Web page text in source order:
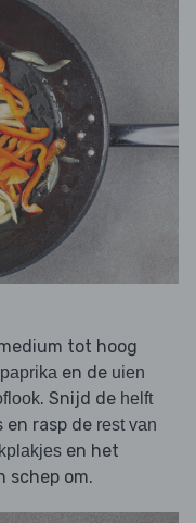
tot hoog
paprika en de uien
. Snijd de helft
en rasp de rest van
en het
schep om.